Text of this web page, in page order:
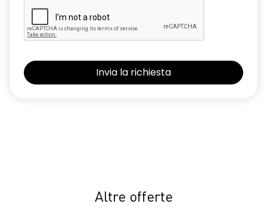
Altre offerte